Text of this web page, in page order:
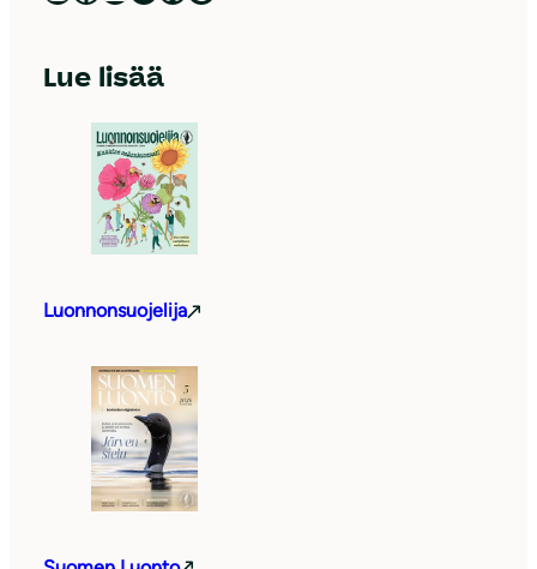
Lue lisää
Luonnonsuojelija